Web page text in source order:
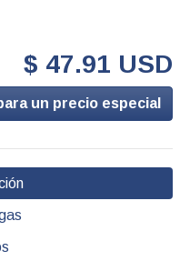
$ 47.91 USD
un precio especial